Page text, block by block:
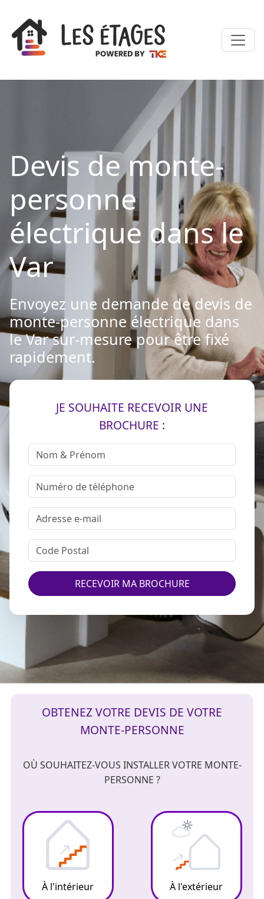
Devis de monte-
personne
électrique dans le
Var
Envoyez une demande de devis de
monte-personne électrique dans
le Var sur-mesure pour être fixé
rapidement.
JE SOUHAITE RECEVOIR UNE
BROCHURE :
RECEVOIR MA BROCHURE
OBTENEZ VOTRE DEVIS DE VOTRE
MONTE-PERSONNE
OÙ SOUHAITEZ-VOUS INSTALLER VOTRE MONTE-
PERSONNE ?
À l'intérieur À l'extérieur